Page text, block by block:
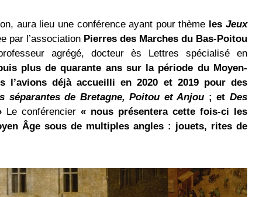
aura lieu une conférence ayant pour thème les Jeux
par l’association Pierres des Marches du Bas-Poitou
agrégé, docteur ès Lettres spécialisé en
plus de quarante ans sur la période du Moyen-
l’avions déjà accueilli en 2020 et 2019 pour des
séparantes de Bretagne, Poitou et Anjou ; et Des
Le conférencier « nous présentera cette fois-ci les
Âge sous de multiples angles : jouets, rites de